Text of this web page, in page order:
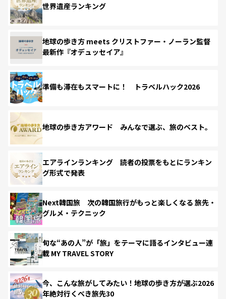
世界遺産ランキング
地球の歩き方 meets クリストファー・ノーラン監督
最新作『オデュッセイア』
準備も滞在もスマートに！ トラベルハック2026
地球の歩き方アワード みんなで選ぶ、旅のベスト。
エアラインランキング 読者の投票をもとにランキン
グ形式で発表
Next韓国旅 次の韓国旅行がもっと楽しくなる 旅先・
グルメ・テクニック
旬な“あの人”が「旅」をテーマに語るインタビュー連
載 MY TRAVEL STORY
今、こんな旅がしてみたい！地球の歩き方が選ぶ2026
年絶対行くべき旅先30